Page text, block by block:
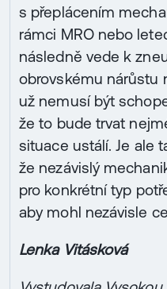
s přeplácením
rámci MRO nebo
následně vede k
obrovskému nárůstu
už nemusí být
že to bude trvat
situace ustálí. Je ale
že nezávislý
pro konkrétní typ
aby mohl nezávisle
Lenka Vitásková